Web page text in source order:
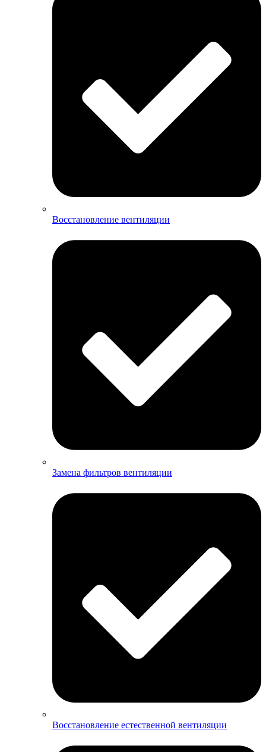
Восстановление вентиляции
Замена фильтров вентиляции
Восстановление естественной вентиляции